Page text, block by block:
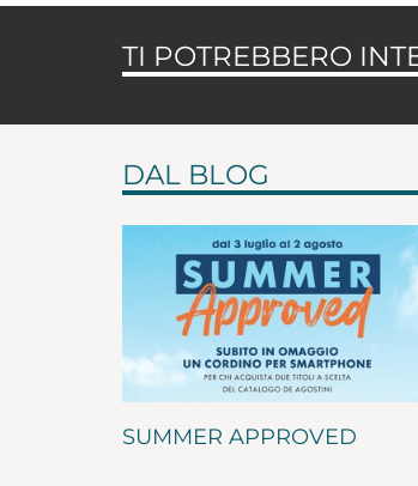
TI POTREBBERO
DAL BLOG
SUMMER APPROVED